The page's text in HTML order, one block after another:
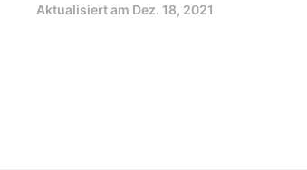
Aktualisiert am Dez. 18, 2021